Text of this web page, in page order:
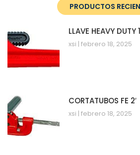
PRODUCTOS
LLAVE HEAVY DUTY
xsi febrero 18, 2025
CORTATUBOS FE 2′
xsi febrero 18, 2025